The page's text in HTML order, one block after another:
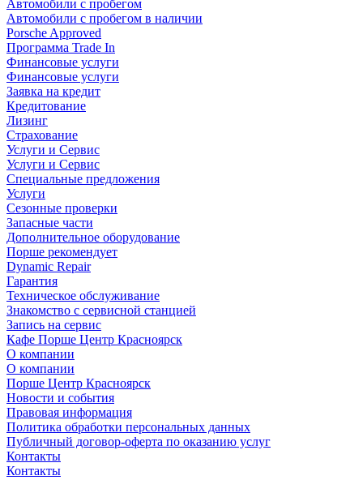
Автомобили с пробегом
Автомобили с пробегом в наличии
Porsche Approved
Программа Trade In
Финансовые услуги
Финансовые услуги
Заявка на кредит
Кредитование
Лизинг
Страхование
Услуги и Сервис
Услуги и Сервис
Специальные предложения
Услуги
Сезонные проверки
Запасные части
Дополнительное оборудование
Порше рекомендует
Dynamic Repair
Гарантия
Техническое обслуживание
Знакомство с сервисной станцией
Запись на сервис
Кафе Порше Центр Красноярск
О компании
О компании
Порше Центр Красноярск
Новости и события
Правовая информация
Политика обработки персональных данных
Публичный договор-оферта по оказанию услуг
Контакты
Контакты